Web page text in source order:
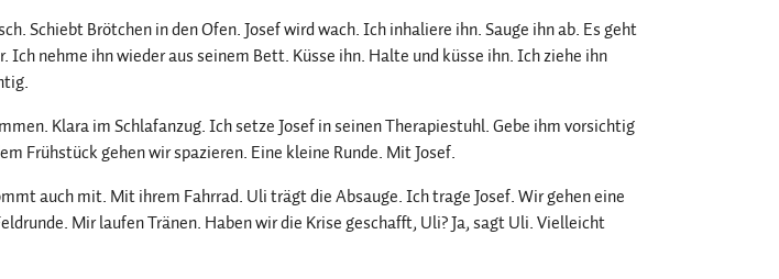
Schiebt Brötchen in den Ofen. Josef wird wach. Ich inhaliere ihn. Sauge ihn ab. Es geht
Ich nehme ihn wieder aus seinem Bett. Küsse ihn. Halte und küsse ihn. Ich ziehe ihn
Klara im Schlafanzug. Ich setze Josef in seinen Therapiestuhl. Gebe ihm vorsichtig
Frühstück gehen wir spazieren. Eine kleine Runde. Mit Josef.
auch mit. Mit ihrem Fahrrad. Uli trägt die Absauge. Ich trage Josef. Wir gehen eine
Mir laufen Tränen. Haben wir die Krise geschafft, Uli? Ja, sagt Uli. Vielleicht